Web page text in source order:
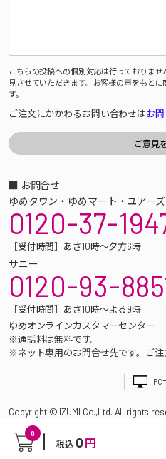
0
税込 0 円
こちらの投稿への個別対応は行っておりま
見させていただきます。お客様の声をもと
す。
ご注文にかかわるお問い合わせはお
■ お問合せ
ゆめタウン・ゆめマート・ユアーズ
0120-37-
［受付時間］あさ10時～夕方6時
サニー
0120-93-
［受付時間］あさ10時～よる9時
ゆめオンラインカスタマーセンター
※通話料は無料です。
※ネット専用のお問合せ先です。ご注
PC
Copyright © IZUMI Co.,Ltd. All rights